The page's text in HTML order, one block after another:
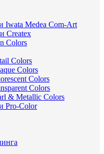
Iwata Medea Com-Art
Createx
Colors
Colors
Colors
Colors
Colors
& Metallic Colors
Pro-Color